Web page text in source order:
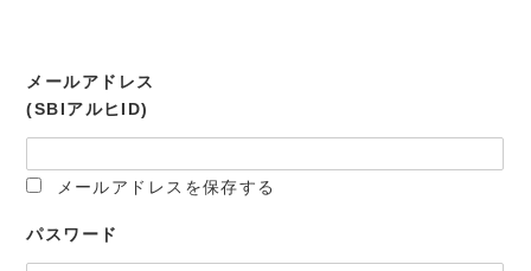
メールアドレス
(SBIアルヒID)
メールアドレスを保存する
パスワード